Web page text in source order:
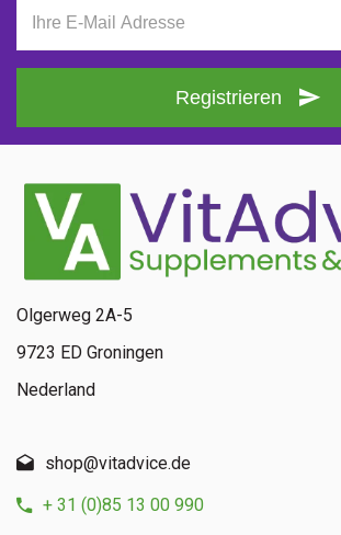
Registrieren
Olgerweg 2A-5
9723 ED Groningen
Nederland
shop@vitadvice.de
+ 31 (0)85 13 00 990